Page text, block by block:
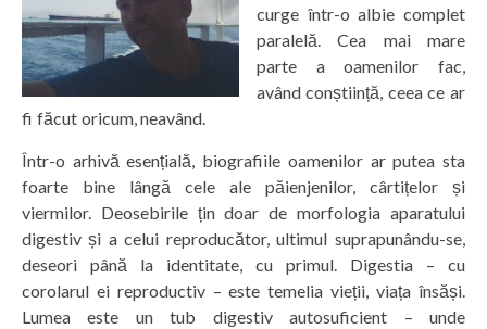
curge într-o albie complet
paralelă. Cea mai mare
parte a oamenilor fac,
având conștiință, ceea ce ar
fi făcut oricum, neavând.
Într-o arhivă esențială, biografiile oamenilor ar putea sta
foarte bine lângă cele ale păienjenilor, cârtițelor și
viermilor. Deosebirile țin doar de morfologia aparatului
digestiv și a celui reproducător, ultimul suprapunându-se,
deseori până la identitate, cu primul. Digestia – cu
corolarul ei reproductiv – este temelia vieții, viața însăși.
Lumea este un tub digestiv autosuficient – unde